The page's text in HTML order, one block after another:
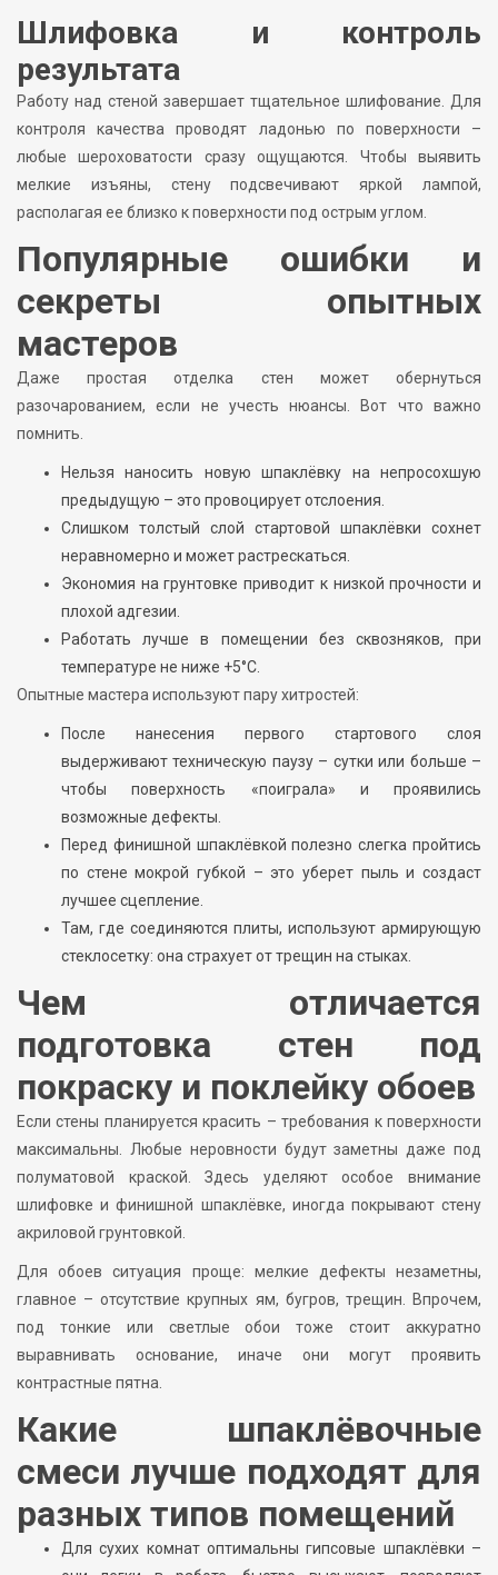
Шлифовка и контроль
результата
Работу над стеной завершает тщательное шлифование. Для
контроля качества проводят ладонью по поверхности –
любые шероховатости сразу ощущаются. Чтобы выявить
мелкие изъяны, стену подсвечивают яркой лампой,
располагая ее близко к поверхности под острым углом.
Популярные ошибки и
секреты опытных
мастеров
Даже простая отделка стен может обернуться
разочарованием, если не учесть нюансы. Вот что важно
помнить.
Нельзя наносить новую шпаклёвку на непросохшую
предыдущую – это провоцирует отслоения.
Слишком толстый слой стартовой шпаклёвки сохнет
неравномерно и может растрескаться.
Экономия на грунтовке приводит к низкой прочности и
плохой адгезии.
Работать лучше в помещении без сквозняков, при
температуре не ниже +5°C.
Опытные мастера используют пару хитростей:
После нанесения первого стартового слоя
выдерживают техническую паузу – сутки или больше –
чтобы поверхность «поиграла» и проявились
возможные дефекты.
Перед финишной шпаклёвкой полезно слегка пройтись
по стене мокрой губкой – это уберет пыль и создаст
лучшее сцепление.
Там, где соединяются плиты, используют армирующую
стеклосетку: она страхует от трещин на стыках.
Чем отличается
подготовка стен под
покраску и поклейку обоев
Если стены планируется красить – требования к поверхности
максимальны. Любые неровности будут заметны даже под
полуматовой краской. Здесь уделяют особое внимание
шлифовке и финишной шпаклёвке, иногда покрывают стену
акриловой грунтовкой.
Для обоев ситуация проще: мелкие дефекты незаметны,
главное – отсутствие крупных ям, бугров, трещин. Впрочем,
под тонкие или светлые обои тоже стоит аккуратно
выравнивать основание, иначе они могут проявить
контрастные пятна.
Какие шпаклёвочные
смеси лучше подходят для
разных типов помещений
Для сухих комнат оптимальны гипсовые шпаклёвки –